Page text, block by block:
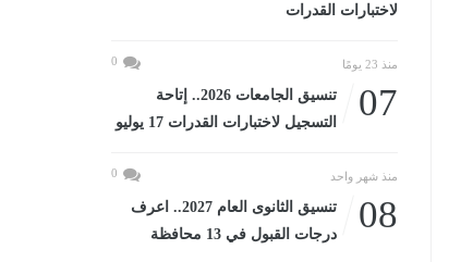
لاختبارات القدرات
منذ 23 يومًا 0
07
تنسيق الجامعات 2026.. إتاحة
التسجيل لاختبارات القدرات 17 يوليو
منذ شهر واحد 0
08
تنسيق الثانوى العام 2027.. اعرف
درجات القبول في 13 محافظة